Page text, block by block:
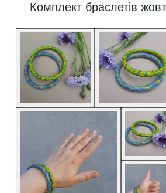
Комплект браслетів